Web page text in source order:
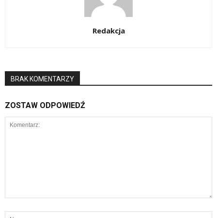
Redakcja
BRAK KOMENTARZY
ZOSTAW ODPOWIEDŹ